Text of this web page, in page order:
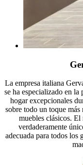
La empresa italiana
se ha especializado en la
hogar excepcionales
sobre todo un toque
muebles clásicos. El
verdaderamente
adecuada para todos los